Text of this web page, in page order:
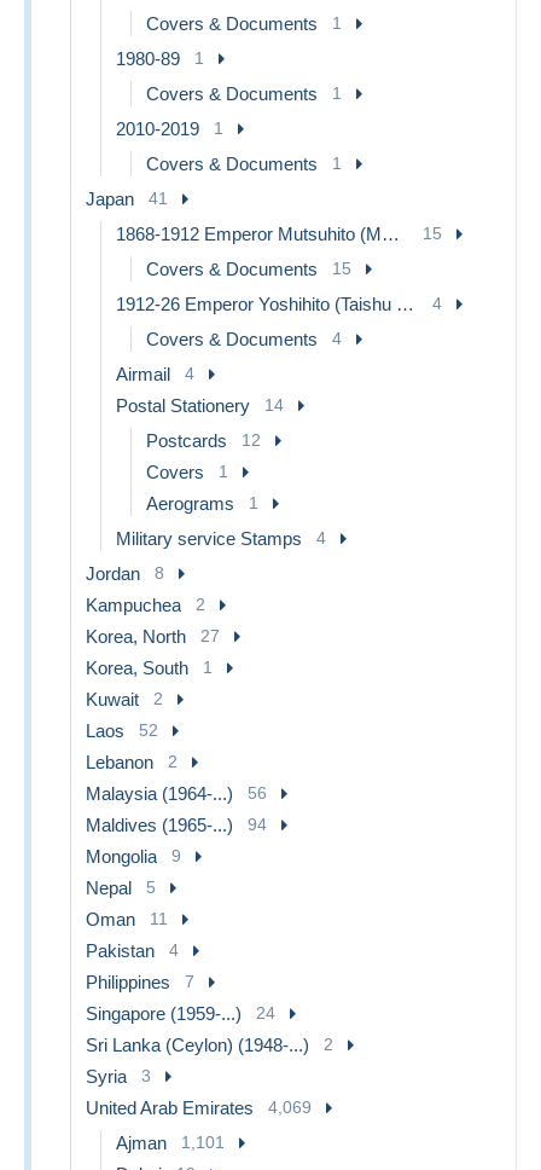
Covers & Documents 1
1980-89 1
Covers & Documents 1
2010-2019 1
Covers & Documents 1
Japan 41
1868-1912 Emperor Mutsuhito (Meiji Era) 15
Covers & Documents 15
1912-26 Emperor Yoshihito (Taishu Era) 4
Covers & Documents 4
Airmail 4
Postal Stationery 14
Postcards 12
Covers 1
Aerograms 1
Military service Stamps 4
Jordan 8
Kampuchea 2
Korea, North 27
Korea, South 1
Kuwait 2
Laos 52
Lebanon 2
Malaysia (1964-...) 56
Maldives (1965-...) 94
Mongolia 9
Nepal 5
Oman 11
Pakistan 4
Philippines 7
Singapore (1959-...) 24
Sri Lanka (Ceylon) (1948-...) 2
Syria 3
United Arab Emirates 4,069
Ajman 1,101